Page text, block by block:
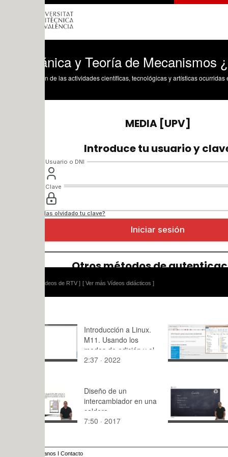
y Teoría de Mecanismos ¿ 2020
de las actividades científicas, tecnológicas y artísticas ocurridas en los tres
[ Ver más Vídeos didácticos ]
Introducción a Linux.
M11. Usando los
modos de edición y el
curso con vi.
2:37 · 2022
Error en
1:12 · 2016
intercambiador en una
caldera
7:50 · 2017
con
5:50 · 2019